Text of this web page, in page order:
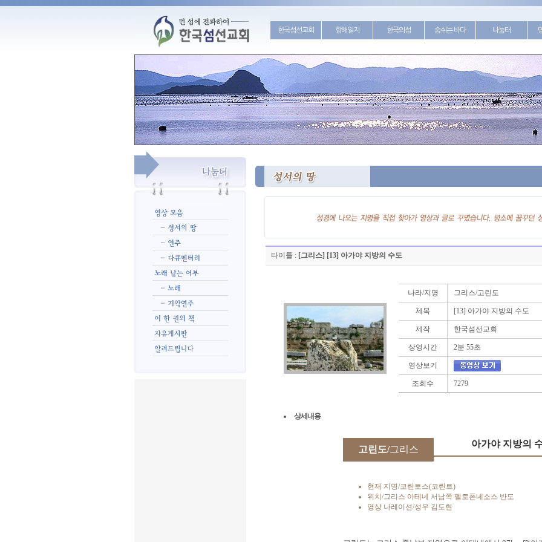
한국섬선교회 항해일지 한국의섬 숨쉬는 바다 나눔터
타이틀 : [그리스] [13] 아가야 지방의 수도
나라/지명 그리스/고린도
제목 [13] 아가야 지방의 수도
제작 한국섬선교회
상영시간 2분 55초
영상보기
조회수 7279
상세내용
고린도/그리스
아가야 지방의
현재 지명/코린토스(코린트)
위치/그리스 아테네 서남쪽 펠로폰네소스 반도
영상 나레이션/성우 김도현